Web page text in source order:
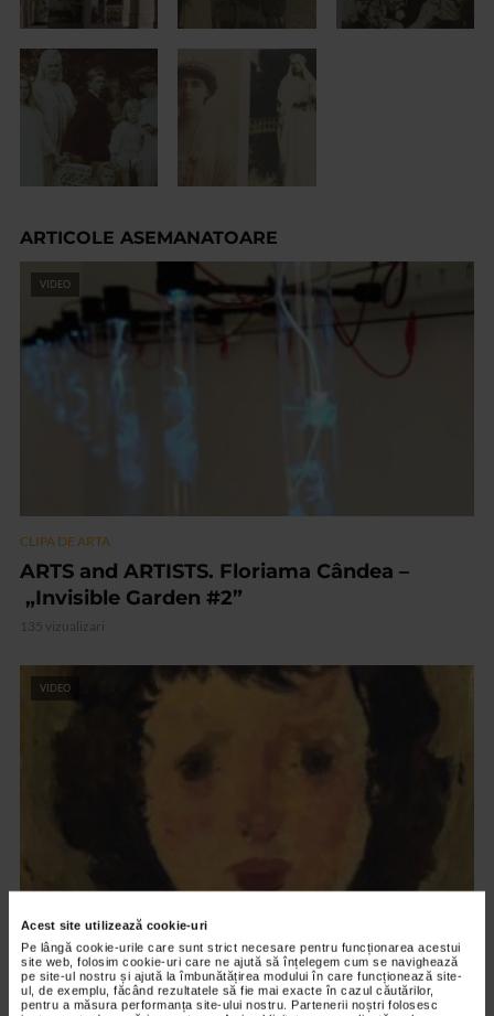
Acest site utilizează cookie-uri
Pe lângă cookie-urile care sunt strict necesare pentru funcționarea acestui
site web, folosim cookie-uri care ne ajută să înțelegem cum se navighează
pe site-ul nostru și ajută la îmbunătățirea modului în care funcționează site-
ul, de exemplu, făcând rezultatele să fie mai exacte în cazul căutărilor,
pentru a măsura performanța site-ului nostru. Partenerii noștri folosesc
ARTICOLE ASEMANATOARE
VIDEO
CLIPA DE ARTA
ARTS and ARTISTS. Floriama Cândea –
„Invisible Garden #2”
135 vizualizari
VIDEO
CLIPA DE ARTA
Nicolae Tonitza – Pictor al copiilor
151 vizualizari